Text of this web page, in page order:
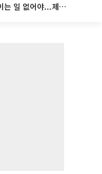
李대통령 “청년이 결혼 망설이는 일 없어야...제도상 불이익 조사”